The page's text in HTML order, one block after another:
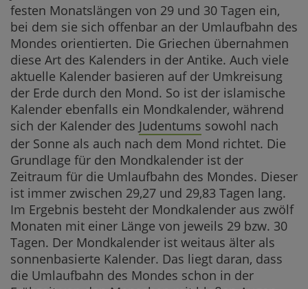
festen Monatslängen von 29 und 30 Tagen ein,
bei dem sie sich offenbar an der Umlaufbahn des
Mondes orientierten. Die Griechen übernahmen
diese Art des Kalenders in der Antike. Auch viele
aktuelle Kalender basieren auf der Umkreisung
der Erde durch den Mond. So ist der islamische
Kalender ebenfalls ein Mondkalender, während
sich der Kalender des Judentums sowohl nach
der Sonne als auch nach dem Mond richtet. Die
Grundlage für den Mondkalender ist der
Zeitraum für die Umlaufbahn des Mondes. Dieser
ist immer zwischen 29,27 und 29,83 Tagen lang.
Im Ergebnis besteht der Mondkalender aus zwölf
Monaten mit einer Länge von jeweils 29 bzw. 30
Tagen. Der Mondkalender ist weitaus älter als
sonnenbasierte Kalender. Das liegt daran, dass
die Umlaufbahn des Mondes schon in der